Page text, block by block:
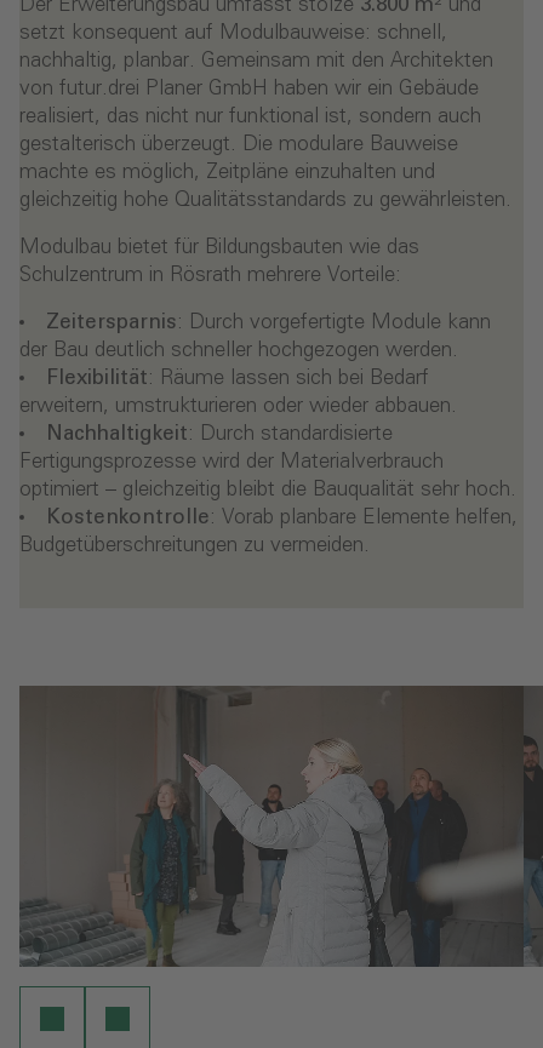
Der Erweiterungsbau umfasst stolze 3.800 m² und
setzt konsequent auf Modulbauweise: schnell,
nachhaltig, planbar. Gemeinsam mit den Architekten
von futur.drei Planer GmbH haben wir ein Gebäude
realisiert, das nicht nur funktional ist, sondern auch
gestalterisch überzeugt. Die modulare Bauweise
machte es möglich, Zeitpläne einzuhalten und
gleichzeitig hohe Qualitätsstandards zu gewährleisten.
Modulbau bietet für Bildungsbauten wie das
Schulzentrum in Rösrath mehrere Vorteile:
Zeitersparnis: Durch vorgefertigte Module kann
der Bau deutlich schneller hochgezogen werden.
Flexibilität: Räume lassen sich bei Bedarf
erweitern, umstrukturieren oder wieder abbauen.
Nachhaltigkeit: Durch standardisierte
Fertigungsprozesse wird der Materialverbrauch
optimiert – gleichzeitig bleibt die Bauqualität sehr hoch.
Kostenkontrolle: Vorab planbare Elemente helfen,
Budgetüberschreitungen zu vermeiden.